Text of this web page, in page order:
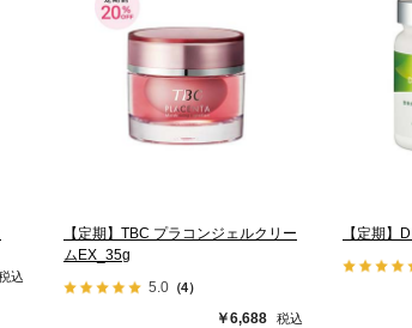
【定期】TBC プラコンジェルクリー
ムEX_35g
5.0（4）
￥6,688
【定期】